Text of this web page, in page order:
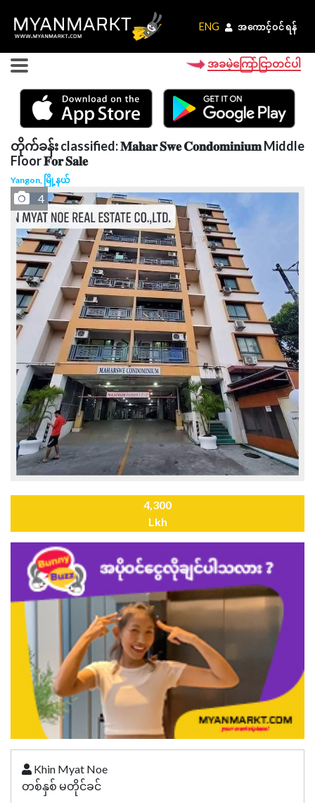
ENG အကောင့်ဝင်ရန်
ENG အကောင့်ဝင်ရန်
အခမဲ့ကြော်ငြာတင်ပါ
တိုက်ခန်း classified: 𝐌𝐚𝐡𝐚𝐫 𝐒𝐰𝐞 𝐂𝐨𝐧𝐝𝐨𝐦𝐢𝐧𝐢𝐮𝐦 Middle
Floor 𝐅𝐨𝐫 𝐒𝐚𝐥𝐞
Yangon, မြို့နယ်
4
4,300
Lkh
Khin Myat Noe
တစ်နှစ် မတိုင်ခင်